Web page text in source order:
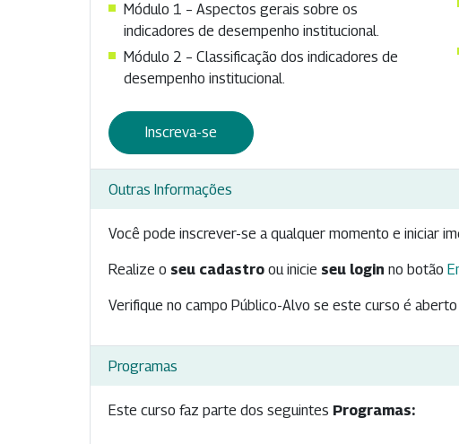
Módulo 1 – Aspectos gerais sobre os
indicadores de desempenho institucional.
Módulo 2 – Classificação dos indicadores de
desempenho institucional.
Inscreva-se
Outras Informações
Você pode inscrever-se a qualquer momento e iniciar
Realize o seu cadastro ou inicie seu login no botão
Verifique no campo Público-Alvo se este curso é
Programas
Este curso faz parte dos seguintes Programas: